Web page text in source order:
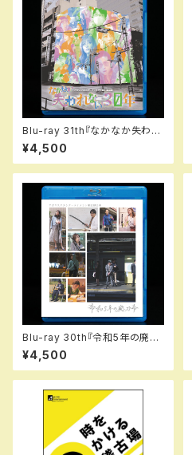
Blu-ray 31th『なかなか失われ
ない30年』
¥4,500
Blu-ray 30th『令和5年の廃刀
令』
¥4,500